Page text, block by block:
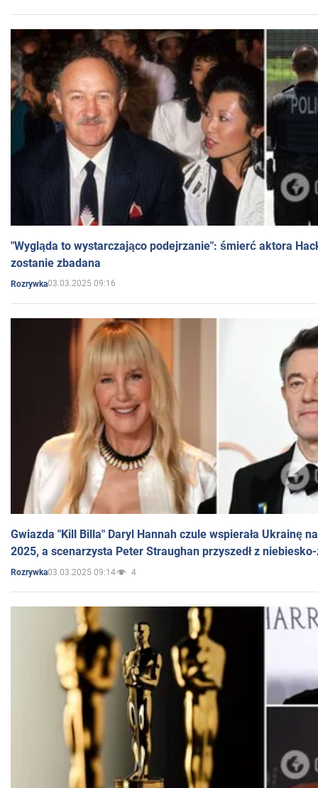
"Wygląda to wystarczająco podejrzanie": śmierć aktora
zostanie zbadana
Rozrywka03.03.2025 09:16
Gwiazda "Kill Billa" Daryl Hannah czule wspierała Ukrainę
2025, a scenarzysta Peter Straughan przyszedł z
Rozrywka03.03.2025 09:14 4